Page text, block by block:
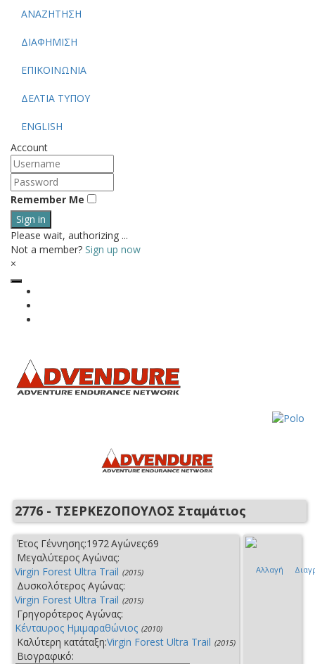
ΑΝΑΖΗΤΗΣΗ
ΔΙΑΦΗΜΙΣΗ
ΕΠΙΚΟΙΝΩΝΙΑ
ΔΕΛΤΙΑ ΤΥΠΟΥ
ENGLISH
Account
Remember Me
Sign in
Please wait, authorizing ...
Not a member? Sign up now
×
2776 - ΤΣΕΡΚΕΖΟΠΟΥΛΟΣ Σταμάτιος
Έτος Γέννησης:1972Αγώνες:69
Μεγαλύτερος Αγώνας:
Virgin Forest Ultra Trail (2015)
Δυσκολότερος Αγώνας:
Virgin Forest Ultra Trail (2015)
Γρηγορότερος Αγώνας:
Κένταυρος Ημιμαραθώνιος (2010)
Καλύτερη κατάταξη:Virgin Forest Ultra Trail (2015)
Βιογραφικό:
Αλλαγή